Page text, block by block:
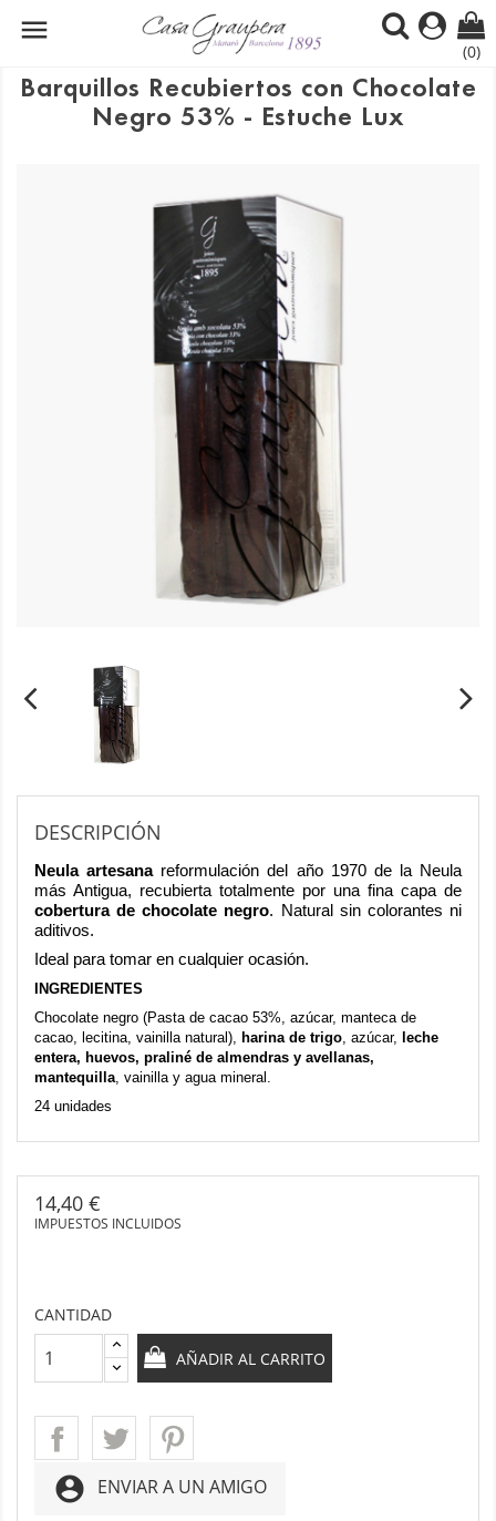

(0)
Barquillos Recubiertos con Chocolate
Negro 53% - Estuche Lux
DESCRIPCIÓN
Neula artesana reformulación del año 1970 de la Neula
más Antigua, recubierta totalmente por una fina capa de
cobertura de chocolate negro. Natural sin colorantes ni
aditivos.
Ideal para tomar en cualquier ocasión.
INGREDIENTES
Chocolate negro (Pasta de cacao 53%, azúcar, manteca de
cacao, lecitina, vainilla natural) harina de trigo , azúcar, leche
entera, huevos, praliné de almendras y avellanas,
mantequilla , vainilla y agua mineral.
24 unidades
14,40 €
IMPUESTOS INCLUIDOS
CANTIDAD
AÑADIR AL CARRITO
account_circle ENVIAR A UN AMIGO